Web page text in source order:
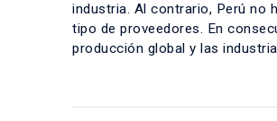
industria. Al contrario, Perú no
tipo de proveedores. En
producción global y las